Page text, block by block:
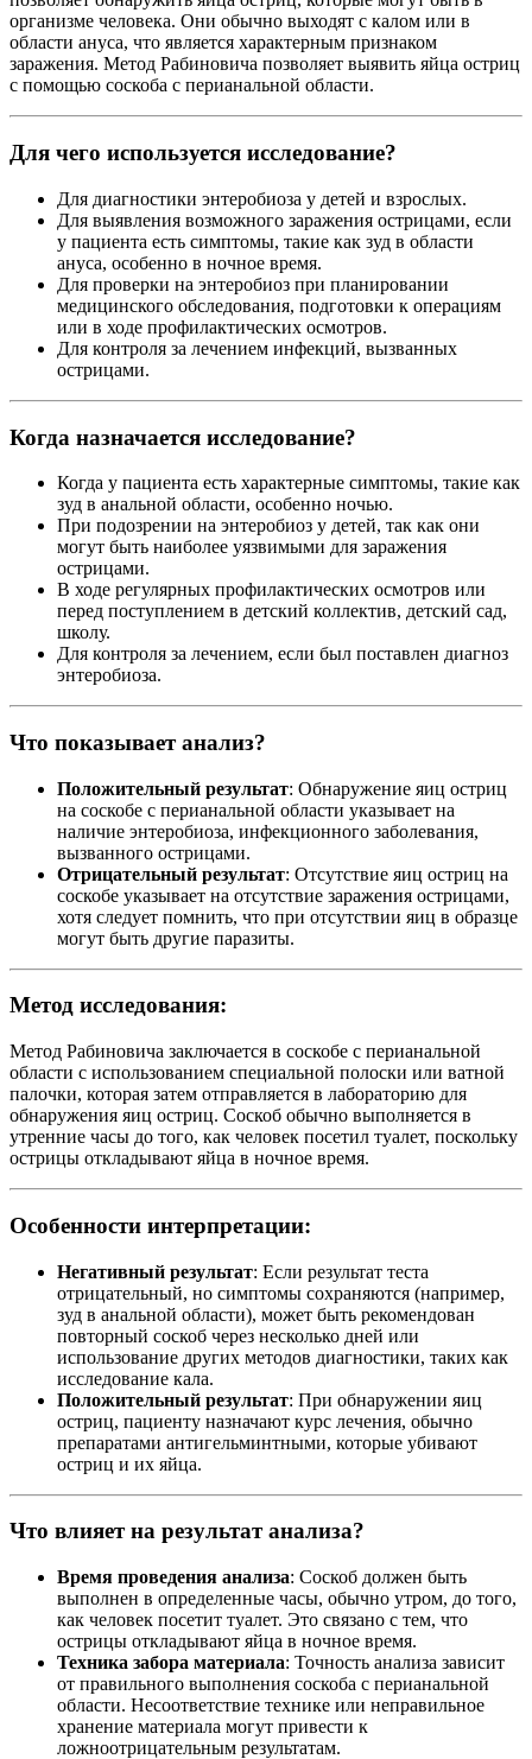
организме человека. Они обычно выходят с калом или в
области ануса, что является характерным признаком
заражения. Метод Рабиновича позволяет выявить яйца остриц
с помощью соскоба с перианальной области.
Для чего используется исследование?
Для диагностики энтеробиоза у детей и взрослых.
Для выявления возможного заражения острицами, если
у пациента есть симптомы, такие как зуд в области
ануса, особенно в ночное время.
Для проверки на энтеробиоз при планировании
медицинского обследования, подготовки к операциям
или в ходе профилактических осмотров.
Для контроля за лечением инфекций, вызванных
острицами.
Когда назначается исследование?
Когда у пациента есть характерные симптомы, такие как
зуд в анальной области, особенно ночью.
При подозрении на энтеробиоз у детей, так как они
могут быть наиболее уязвимыми для заражения
острицами.
В ходе регулярных профилактических осмотров или
перед поступлением в детский коллектив, детский сад,
школу.
Для контроля за лечением, если был поставлен диагноз
энтеробиоза.
Что показывает анализ?
Положительный результат: Обнаружение яиц остриц
на соскобе с перианальной области указывает на
наличие энтеробиоза, инфекционного заболевания,
вызванного острицами.
Отрицательный результат: Отсутствие яиц остриц на
соскобе указывает на отсутствие заражения острицами,
хотя следует помнить, что при отсутствии яиц в образце
могут быть другие паразиты.
Метод исследования:
Метод Рабиновича заключается в соскобе с перианальной
области с использованием специальной полоски или ватной
палочки, которая затем отправляется в лабораторию для
обнаружения яиц остриц. Соскоб обычно выполняется в
утренние часы до того, как человек посетил туалет, поскольку
острицы откладывают яйца в ночное время.
Особенности интерпретации:
Негативный результат: Если результат теста
отрицательный, но симптомы сохраняются (например,
зуд в анальной области), может быть рекомендован
повторный соскоб через несколько дней или
использование других методов диагностики, таких как
исследование кала.
Положительный результат: При обнаружении яиц
остриц, пациенту назначают курс лечения, обычно
препаратами антигельминтными, которые убивают
остриц и их яйца.
Что влияет на результат анализа?
Время проведения анализа: Соскоб должен быть
выполнен в определенные часы, обычно утром, до того,
как человек посетит туалет. Это связано с тем, что
острицы откладывают яйца в ночное время.
Техника забора материала: Точность анализа зависит
от правильного выполнения соскоба с перианальной
области. Несоответствие технике или неправильное
хранение материала могут привести к
ложноотрицательным результатам.